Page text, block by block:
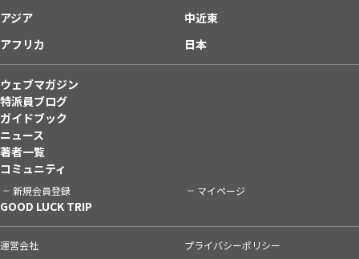
アジア
中近東
アフリカ
日本
ウェブマガジン
特派員ブログ
ガイドブック
ニュース
著者一覧
コミュニティ
新規会員登録 マイページ
GOOD LUCK TRIP
運営会社
プライバシーポリシー